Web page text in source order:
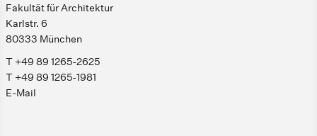
Fakultät für Architektur
Karlstr. 6
80333 München
T +49 89 1265-2625
T +49 89 1265-1981
E-Mail